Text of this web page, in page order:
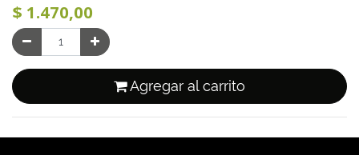
$ 1.470,00
Agregar al carrito